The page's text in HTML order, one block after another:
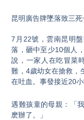
昆明廣告牌墜落致三
7月22號，雲南昆明
落，砸中至少10個人
說，一家人在吃冒菜
難，4歲幼女在搶救，
在吐血。事發接近20小
遇難孩童的母親：「
麽辦了。」